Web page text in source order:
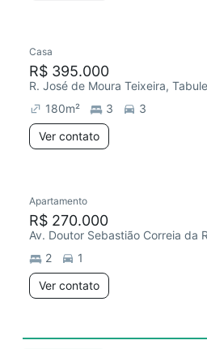
Casa
R$ 395.000
R. José de Moura Teixeira,
180m² 3
3
Ver contato
Apartamento
R$ 270.000
2
1
Ver contato